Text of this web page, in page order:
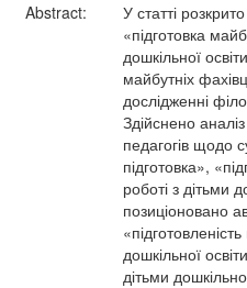
Abstract:
У статті
«підготовка
дошкільної
майбутніх
дослідженні
Здійснено
педагогів щодо
підготовка»,
роботі з дітьми
позиціоновано
дошкільної
дітьми